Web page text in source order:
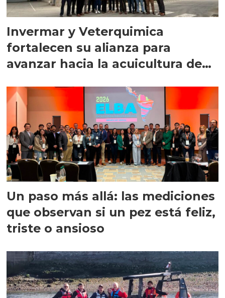
Invermar y Veterquimica
fortalecen su alianza para
avanzar hacia la acuicultura de
Un paso más allá: las mediciones
que observan si un pez está feliz,
triste o ansioso